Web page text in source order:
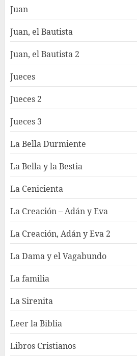
Juan
Juan, el Bautista
Juan, el Bautista 2
Jueces
Jueces 2
Jueces 3
La Bella Durmiente
La Bella y la Bestia
La Cenicienta
La Creación – Adán y Eva
La Creación, Adán y Eva 2
La Dama y el Vagabundo
La familia
La Sirenita
Leer la Biblia
Libros Cristianos